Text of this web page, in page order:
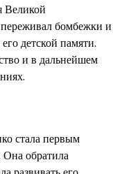
Великой
бомбежки и
детской памяти.
и в дальнейшем
стала первым
обратила